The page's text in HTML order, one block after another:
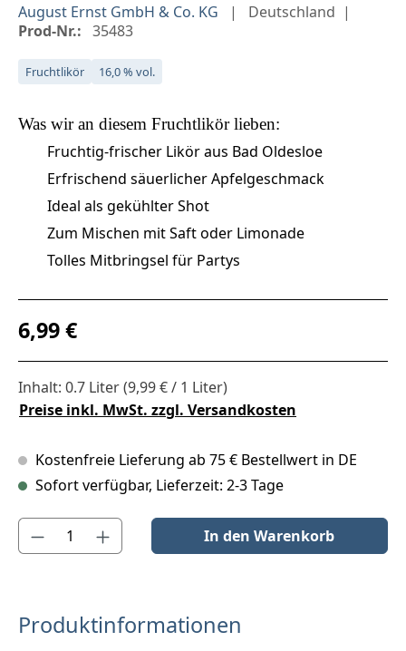
August Ernst GmbH & Co. KG
Deutschland
Prod-Nr.: 35483
Fruchtlikör 16,0 % vol.
Was wir an diesem Fruchtlikörlieben:
Fruchtig-frischer Likör aus Bad Oldesloe
Erfrischend säuerlicher Apfelgeschmack
Ideal als gekühlter Shot
Zum Mischen mit Saft oder Limonade
Tolles Mitbringsel für Partys
Regulärer Preis:
6,99 €
Inhalt: 0.7 Liter(9,99 € / 1 Liter)
Preise inkl. MwSt. zzgl. Versandkosten
Kostenfreie Lieferung ab 75 € Bestellwert in DE
Sofort verfügbar, Lieferzeit: 2-3 Tage
Produkt Anzahl: Gib den gewünschten Wert ein oder benutze
In den Warenkorb
Produktinformationen